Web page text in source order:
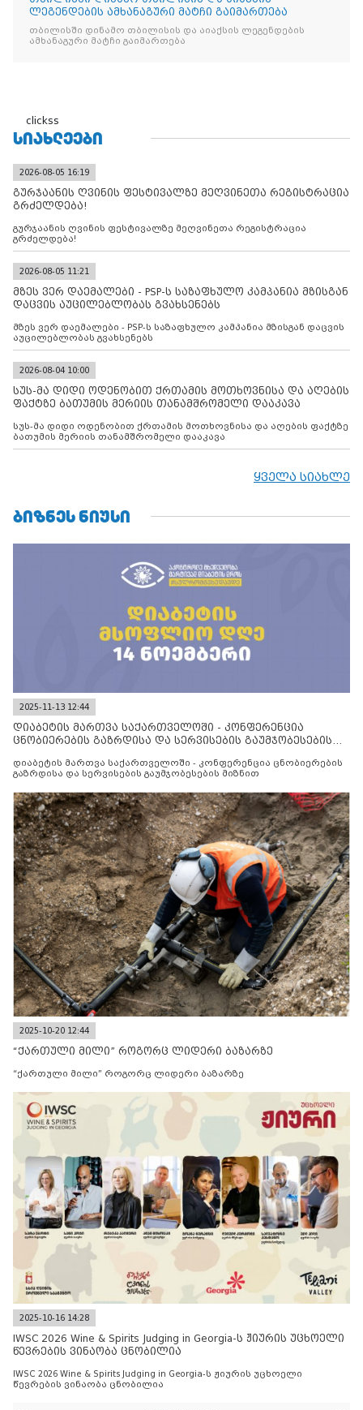
ლეგენდების ამხანაგური მატჩი გაიმართება
თბილისში დინამო თბილისის და აიაქსის ლეგენდების
ამხანაგური მატჩი გაიმართება
clickss
ᲡᲘᲐᲮᲚᲔᲔᲑᲘ
2026-08-05 16:19
გურჯაანის ღვინის ფესტივალზე მეღვინეთა რეგისტრაცია
გრძელდება!
გურჯაანის ღვინის ფესტივალზე მეღვინეთა რეგისტრაცია
გრძელდება!
2026-08-05 11:21
მზეს ვერ დაემალები - PSP-ს საზაფხულო კამპანია მზისგან
დაცვის აუცილებლობას გვახსენებს
მზეს ვერ დაემალები - PSP-ს საზაფხულო კამპანია მზისგან დაცვის
აუცილებლობას გვახსენებს
2026-08-04 10:00
სუს-მა დიდი ოდენობით ქრთამის მოთხოვნისა და აღების
ფაქტზე ბათუმის მერიის თანამშრომელი დააკავა
სუს-მა დიდი ოდენობით ქრთამის მოთხოვნისა და აღების ფაქტზე
ბათუმის მერიის თანამშრომელი დააკავა
ყველა სიახლე
ᲑᲘᲖᲜᲔᲡ ᲜᲘᲣᲡᲘ
2025-11-13 12:44
დიაბეტის მართვა საქართველოში - კონფერენცია
ცნობიერების გაზრდისა და სერვისების გაუმჯობესების
დიაბეტის მართვა საქართველოში - კონფერენცია ცნობიერების
გაზრდისა და სერვისების გაუმჯობესების მიზნით
2025-10-20 12:44
“ქართული მილი” როგორც ლიდერი ბაზარზე
“ქართული მილი” როგორც ლიდერი ბაზარზე
2025-10-16 14:28
IWSC 2026 Wine & Spirits Judging in Georgia-ს ჟიურის უცხოელი
წევრების ვინაობა ცნობილია
IWSC 2026 Wine & Spirits Judging in Georgia-ს ჟიურის უცხოელი
წევრების ვინაობა ცნობილია